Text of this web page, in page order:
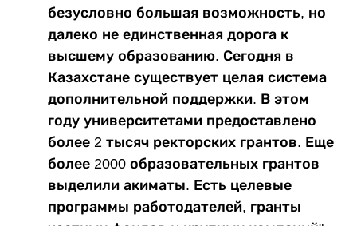
безусловно большая возможность, но
далеко не единственная дорога к
высшему образованию. Сегодня в
Казахстане существует целая система
дополнительной поддержки. В этом
году университетами предоставлено
более 2 тысяч ректорских грантов. Еще
более 2000 образовательных грантов
выделили акиматы. Есть целевые
программы работодателей, гранты